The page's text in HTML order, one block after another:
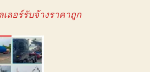
ลอร์รับจ้างราคาถูก